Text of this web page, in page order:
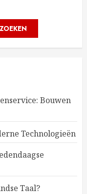
ZOEKEN
Bouwen
Technologieën
Taal?